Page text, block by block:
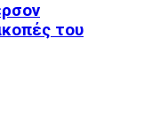
του